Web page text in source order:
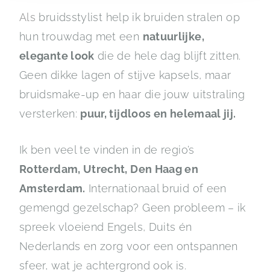
Als bruidsstylist help ik bruiden stralen op
hun trouwdag met een natuurlijke,
elegante look die de hele dag blijft zitten.
Geen dikke lagen of stijve kapsels, maar
bruidsmake-up en haar die jouw uitstraling
versterken: puur, tijdloos en helemaal jij.
Ik ben veel te vinden in de regio’s
Rotterdam, Utrecht, Den Haag en
Amsterdam. Internationaal bruid of een
gemengd gezelschap? Geen probleem – ik
spreek vloeiend Engels, Duits én
Nederlands en zorg voor een ontspannen
sfeer, wat je achtergrond ook is.